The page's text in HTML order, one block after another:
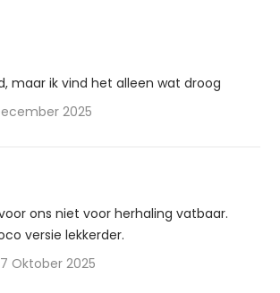
maar ik vind het alleen wat droog
2025
ons niet voor herhaling vatbaar.
versie lekkerder.
Oktober 2025